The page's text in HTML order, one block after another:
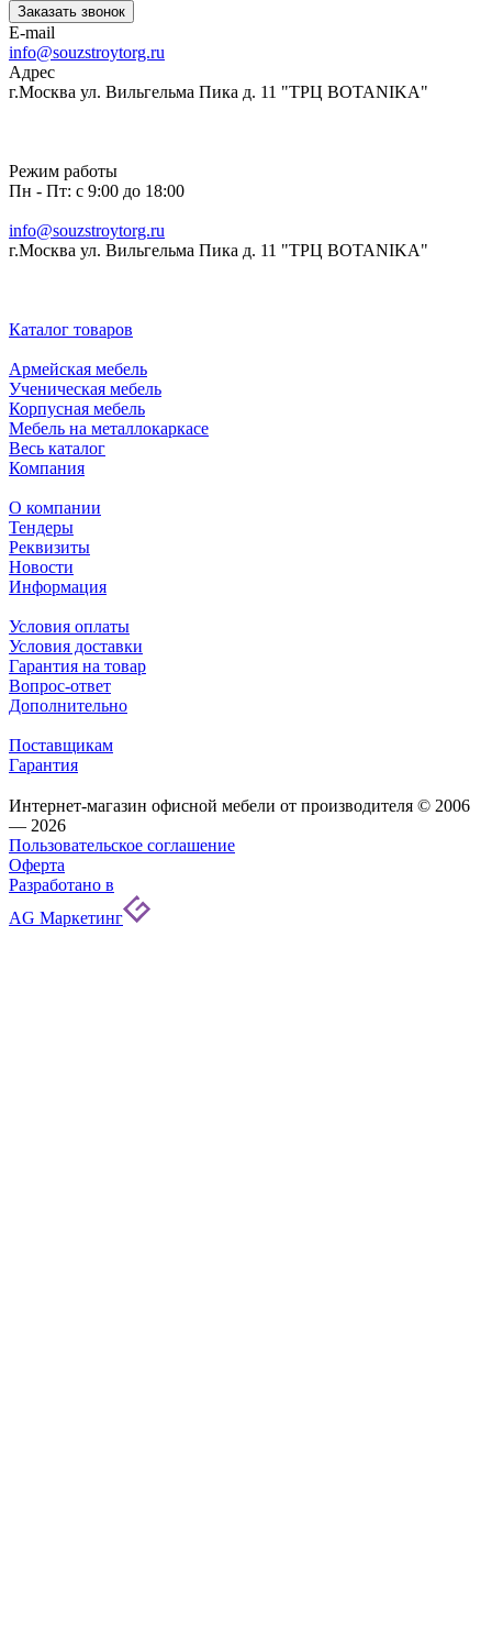
Заказать звонок
E-mail
info@souzstroytorg.ru
Адрес
г.Москва ул. Вильгельма Пика д. 11 "ТРЦ BOTANIKA"
Режим работы
Пн - Пт: с 9:00 до 18:00
info@souzstroytorg.ru
г.Москва ул. Вильгельма Пика д. 11 "ТРЦ BOTANIKA"
Каталог товаров
Армейская мебель
Ученическая мебель
Корпусная мебель
Мебель на металлокаркасе
Весь каталог
Компания
О компании
Тендеры
Реквизиты
Новости
Информация
Условия оплаты
Условия доставки
Гарантия на товар
Вопрос-ответ
Дополнительно
Поставщикам
Гарантия
Интернет-магазин офисной мебели от производителя © 2006
— 2026
Пользовательское соглашение
Оферта
Разработано в
AG Маркетинг